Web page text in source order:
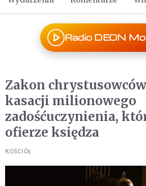
Radio DEON
Zakon
kasacji milionowego
zadośćuczynienia,
ofierze księdza
KOŚCIÓŁ